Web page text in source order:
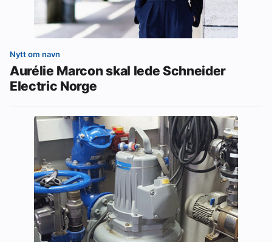
Nytt om navn
Aurélie Marcon skal lede Schneider
Electric Norge